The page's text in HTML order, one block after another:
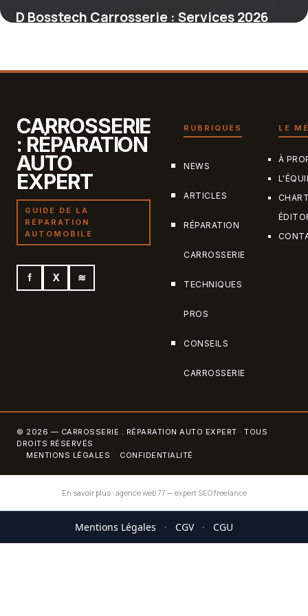
D Bosstech Carrosserie : Services 2026
CARROSSERIE
: RÉPARATION
AUTO
EXPERT
GUIDE DE LA
RÉPARATION
AUTOMOBILE
f X ≋
RUBRIQUES
NEWS
ARTICLES
RÉPARATION
CARROSSERIE
TECHNIQUES
PROS
CONSEILS
CARROSSERIE
LE
À
© 2026 — CARROSSERIE : RÉPARATION AUTO EXPERT · TOUS
DROITS RÉSERVÉS
MENTIONS LÉGALES
CONFIDENTIALITÉ
En savoir plus : agence web 77 — expert SEO freelance
Mentions Légales · CGV · CGU